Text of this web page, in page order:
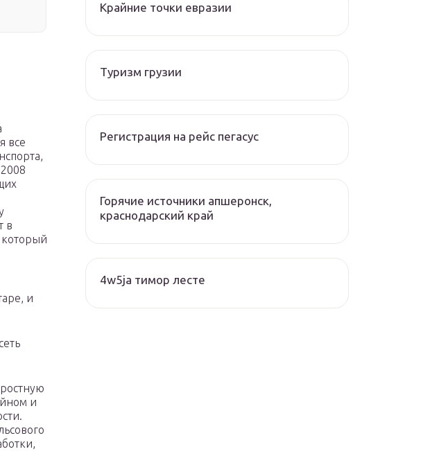
все
в
который
и
и
Крайние точки евразии
Туризм грузии
Регистрация на рейс пегасус
Горячие источники апшеронск,
краснодарский край
4w5ja тимор лесте